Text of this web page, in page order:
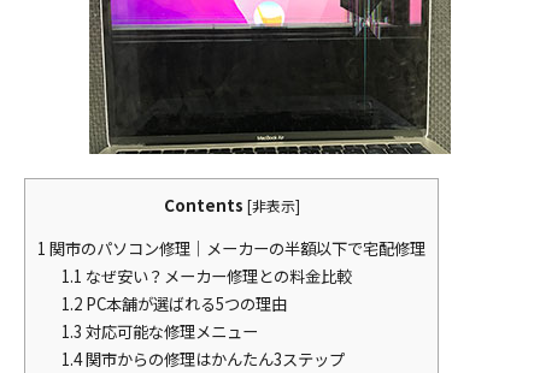
Contents [非表示]
1 関市のパソコン修理｜メーカーの半額以下で宅配修理
1.1 なぜ安い？メーカー修理との料金比較
1.2PC本舗が選ばれる5つの理由
1.3 対応可能な修理メニュー
1.4関市からの修理はかんたん3ステップ